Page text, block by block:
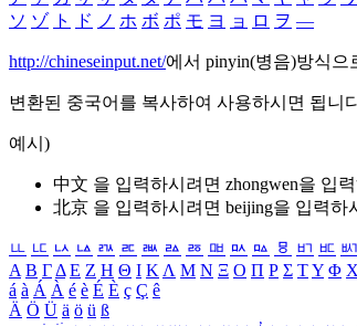
ソ ゾ ト ド ノ ホ ボ ポ モ ヨ ョ ロ ヲ ―
http://chineseinput.net/에서 pinyin(병음)방식으
변환된 중국어를 복사하여 사용하시면 됩니
예시)
中文 을 입력하시려면 zhongwen을 입
北京 을 입력하시려면 beijing을 입력하
ㅥ ㅦ ㅧ ㅨ ㅩ ㅪ ㅫ ㅬ ㅭ ㅮ ㅯ ㅰ ㅱ ㅲ ㅳ ㅴ
Α Β ΓΔ Ε Ζ Η Θ Ι ΚΛ Μ Ν Ξ Ο Π Ρ Σ ΤΥ Φ
á à Á À é è É È ç Ç ê
Ä Ö Ü ä ö ü ß